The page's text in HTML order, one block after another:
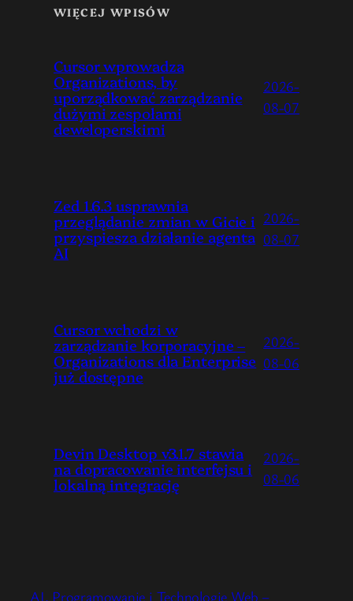
WIĘCEJ WPISÓW
Cursor wprowadza
Organizations, by
uporządkować zarządzanie
dużymi zespołami
deweloperskimi
2026-
08-07
Zed 1.6.3 usprawnia
przeglądanie zmian w Gicie i
przyspiesza działanie agenta
AI
2026-
08-07
Cursor wchodzi w
zarządzanie korporacyjne –
Organizations dla Enterprise
już dostępne
2026-
08-06
Devin Desktop v3.1.7 stawia
na dopracowanie interfejsu i
lokalną integrację
2026-
08-06
AI, Programowanie i Technologie Web –